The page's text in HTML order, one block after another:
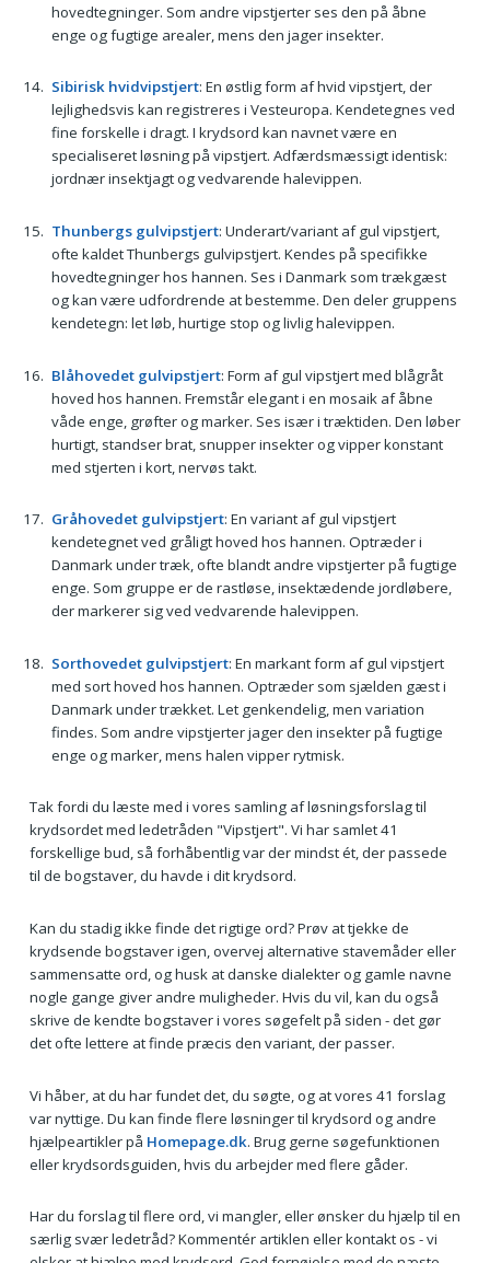
hovedtegninger. Som andre vipstjerter ses den på åbne
enge og fugtige arealer, mens den jager insekter.
Sibirisk hvidvipstjert: En østlig form af hvid vipstjert, der
lejlighedsvis kan registreres i Vesteuropa. Kendetegnes ved
fine forskelle i dragt. I krydsord kan navnet være en
specialiseret løsning på vipstjert. Adfærdsmæssigt identisk:
jordnær insektjagt og vedvarende halevippen.
Thunbergs gulvipstjert: Underart/variant af gul vipstjert,
ofte kaldet Thunbergs gulvipstjert. Kendes på specifikke
hovedtegninger hos hannen. Ses i Danmark som trækgæst
og kan være udfordrende at bestemme. Den deler gruppens
kendetegn: let løb, hurtige stop og livlig halevippen.
Blåhovedet gulvipstjert: Form af gul vipstjert med blågråt
hoved hos hannen. Fremstår elegant i en mosaik af åbne
våde enge, grøfter og marker. Ses især i træktiden. Den løber
hurtigt, standser brat, snupper insekter og vipper konstant
med stjerten i kort, nervøs takt.
Gråhovedet gulvipstjert: En variant af gul vipstjert
kendetegnet ved gråligt hoved hos hannen. Optræder i
Danmark under træk, ofte blandt andre vipstjerter på fugtige
enge. Som gruppe er de rastløse, insektædende jordløbere,
der markerer sig ved vedvarende halevippen.
Sorthovedet gulvipstjert: En markant form af gul vipstjert
med sort hoved hos hannen. Optræder som sjælden gæst i
Danmark under trækket. Let genkendelig, men variation
findes. Som andre vipstjerter jager den insekter på fugtige
enge og marker, mens halen vipper rytmisk.
Tak fordi du læste med i vores samling af løsningsforslag til
krydsordet med ledetråden "Vipstjert". Vi har samlet 41
forskellige bud, så forhåbentlig var der mindst ét, der passede
til de bogstaver, du havde i dit krydsord.
Kan du stadig ikke finde det rigtige ord? Prøv at tjekke de
krydsende bogstaver igen, overvej alternative stavemåder eller
sammensatte ord, og husk at danske dialekter og gamle navne
nogle gange giver andre muligheder. Hvis du vil, kan du også
skrive de kendte bogstaver i vores søgefelt på siden - det gør
det ofte lettere at finde præcis den variant, der passer.
Vi håber, at du har fundet det, du søgte, og at vores 41 forslag
var nyttige. Du kan finde flere løsninger til krydsord og andre
hjælpeartikler på Homepage.dk. Brug gerne søgefunktionen
eller krydsordsguiden, hvis du arbejder med flere gåder.
Har du forslag til flere ord, vi mangler, eller ønsker du hjælp til en
særlig svær ledetråd? Kommentér artiklen eller kontakt os - vi